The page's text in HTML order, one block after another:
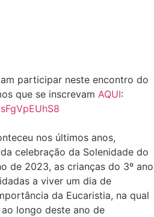
participar neste encontro do
que se inscrevam AQUI:
nos últimos anos,
celebração da Solenidade do
de 2023, as crianças do 3º ano
a viver um dia de
da Eucaristia, na qual
longo deste ano de